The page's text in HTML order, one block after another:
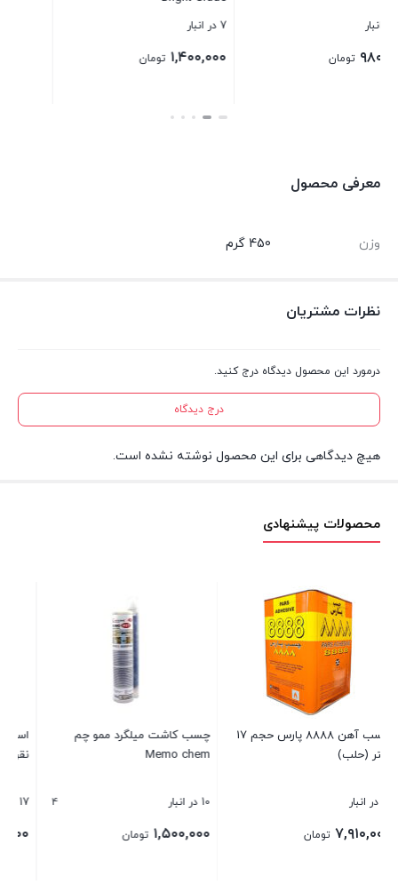
معرفی محصول
وزن 450 گرم
نظرات مشتریان
درمورد این محصول دیدگاه درج کنید.
درج دیدگاه
هیچ دیدگاهی برای این محصول نوشته نشده است.
محصولات پیشنهادی
میلگرد ممو چم
تومان
اسپری زینک گالوانیزه امبروسول
تومان
۱۶۵,۰۰۰ تومان